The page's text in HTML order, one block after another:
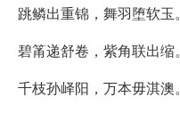
跳鳞出重锦，舞羽堕软玉。
碧筩递舒卷，紫角联出缩。
千枝孙峄阳，万本毋淇澳。